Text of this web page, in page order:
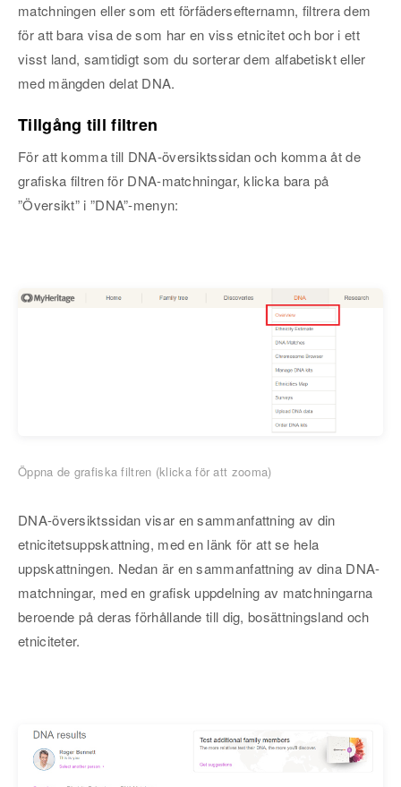
matchningen eller som ett förfädersefternamn, filtrera dem
för att bara visa de som har en viss etnicitet och bor i ett
visst land, samtidigt som du sorterar dem alfabetiskt eller
med mängden delat DNA.
Tillgång till filtren
För att komma till DNA-översiktssidan och komma åt de
grafiska filtren för DNA-matchningar, klicka bara på
”Översikt” i ”DNA”-menyn:
Öppna de grafiska filtren (klicka för att zooma)
DNA-översiktssidan visar en sammanfattning av din
etnicitetsuppskattning, med en länk för att se hela
uppskattningen. Nedan är en sammanfattning av dina DNA-
matchningar, med en grafisk uppdelning av matchningarna
beroende på deras förhållande till dig, bosättningsland och
etniciteter.